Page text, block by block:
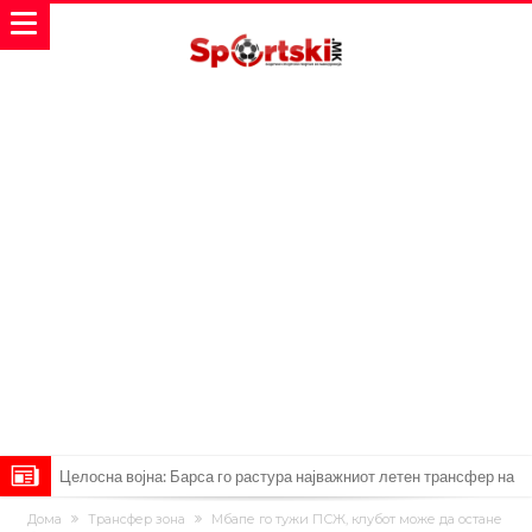
Целосна војна: Барса го растура најважниот летен трансфер на
Атлетико?!
Инфантино имал љубовница: Испливаа скандалозни
Дома Трансфер зона
Мбапе го тужи ПСЖ, клубот може да остане